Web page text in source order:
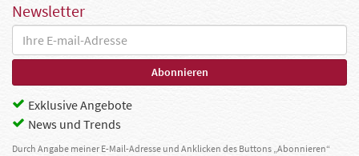
Newsletter
Exklusive Angebote
News und Trends
Durch Angabe meiner E-Mail-Adresse und Anklicken des Buttons „Abonnieren“